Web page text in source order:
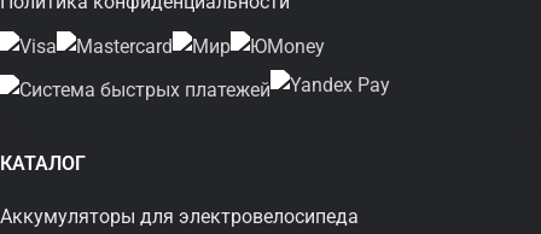
КАТАЛОГ
Аккумуляторы для электровелосипеда